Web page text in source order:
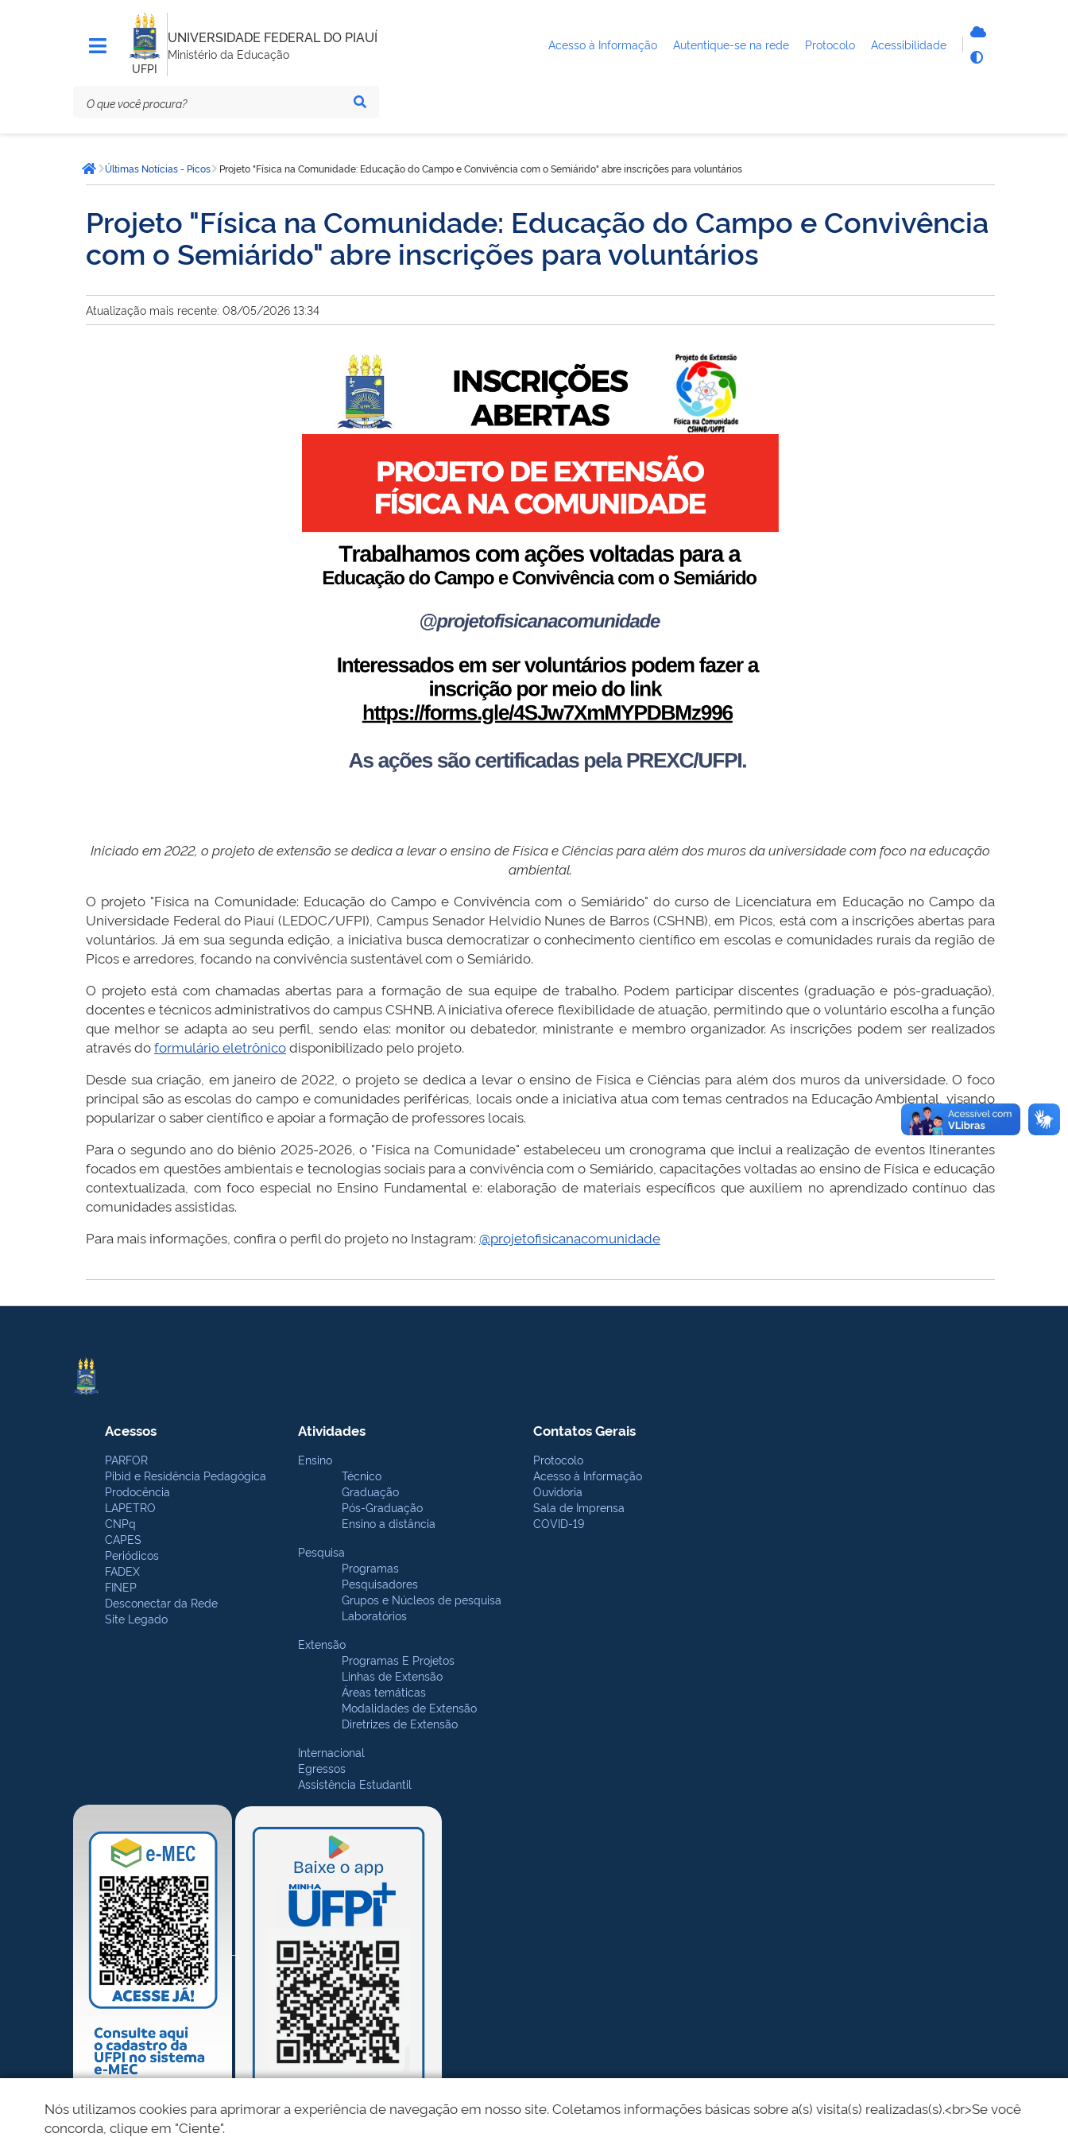
UFPI
UNIVERSIDADE FEDERAL DO PIAUÍ
Ministério da Educação
Acesso à Informação Autentique-se na rede Protocolo Acessibilidade
está
aqui:Página inicial
Últimas Notícias - Picos Projeto "Física na Comunidade: Educação do Campo e Convivência com o Semiárido" abre inscrições para voluntários
Projeto "Física na Comunidade: Educação do Campo e Convivência
com o Semiárido" abre inscrições para voluntários
Atualização mais recente: 08/05/2026 13:34
Iniciado em 2022, o projeto de extensão se dedica a levar o ensino de Física e Ciências para além dos muros da universidade com foco na educação
ambiental.
O projeto "Física na Comunidade: Educação do Campo e Convivência com o Semiárido" do curso de Licenciatura em Educação no Campo da
Universidade Federal do Piauí (LEDOC/UFPI), Campus Senador Helvídio Nunes de Barros (CSHNB), em Picos, está com a inscrições abertas para
voluntários. Já em sua segunda edição, a iniciativa busca democratizar o conhecimento científico em escolas e comunidades rurais da região de
Picos e arredores, focando na convivência sustentável com o Semiárido.
O projeto está com chamadas abertas para a formação de sua equipe de trabalho. Podem participar discentes (graduação e pós-graduação),
docentes e técnicos administrativos do campus CSHNB. A iniciativa oferece flexibilidade de atuação, permitindo que o voluntário escolha a função
que melhor se adapta ao seu perfil, sendo elas: monitor ou debatedor, ministrante e membro organizador. As inscrições podem ser realizados
através doformulário eletrônicodisponibilizado pelo projeto.
Desde sua criação, em janeiro de 2022, o projeto se dedica a levar o ensino de Física e Ciências para além dos muros da universidade. O foco
principal são as escolas do campo e comunidades periféricas, locais onde a iniciativa atua com temas centrados na Educação Ambiental, visando
popularizar o saber científico e apoiar a formação de professores locais.
Para o segundo ano do biênio 2025-2026, o "Física na Comunidade" estabeleceu um cronograma que inclui a realização de eventos Itinerantes
focados em questões ambientais e tecnologias sociais para a convivência com o Semiárido, capacitações voltadas ao ensino de Física e educação
contextualizada, com foco especial no Ensino Fundamental e: elaboração de materiais específicos que auxiliem no aprendizado contínuo das
comunidades assistidas.
Para mais informações, confira o perfil do projeto no Instagram: @projetofisicanacomunidade
Acessos
PARFOR
Pibid e Residência Pedagógica
Prodocência
LAPETRO
CNPq
CAPES
Periódicos
FADEX
FINEP
Desconectar da Rede
Site Legado
Atividades
Ensino
Técnico
Graduação
Pós-Graduação
Ensino a distância
Pesquisa
Programas
Pesquisadores
Grupos e Núcleos de pesquisa
Laboratórios
Extensão
Programas E Projetos
Linhas de Extensão
Áreas temáticas
Modalidades de Extensão
Diretrizes de Extensão
Internacional
Egressos
Assistência Estudantil
Contatos Gerais
Protocolo
Acesso à Informação
Ouvidoria
Sala de Imprensa
COVID-19
Nós utilizamos cookies para aprimorar a experiência de navegação em nosso site. Coletamos informações básicas sobre a(s) visita(s) realizadas(s).<br>Se você
concorda, clique em "Ciente".